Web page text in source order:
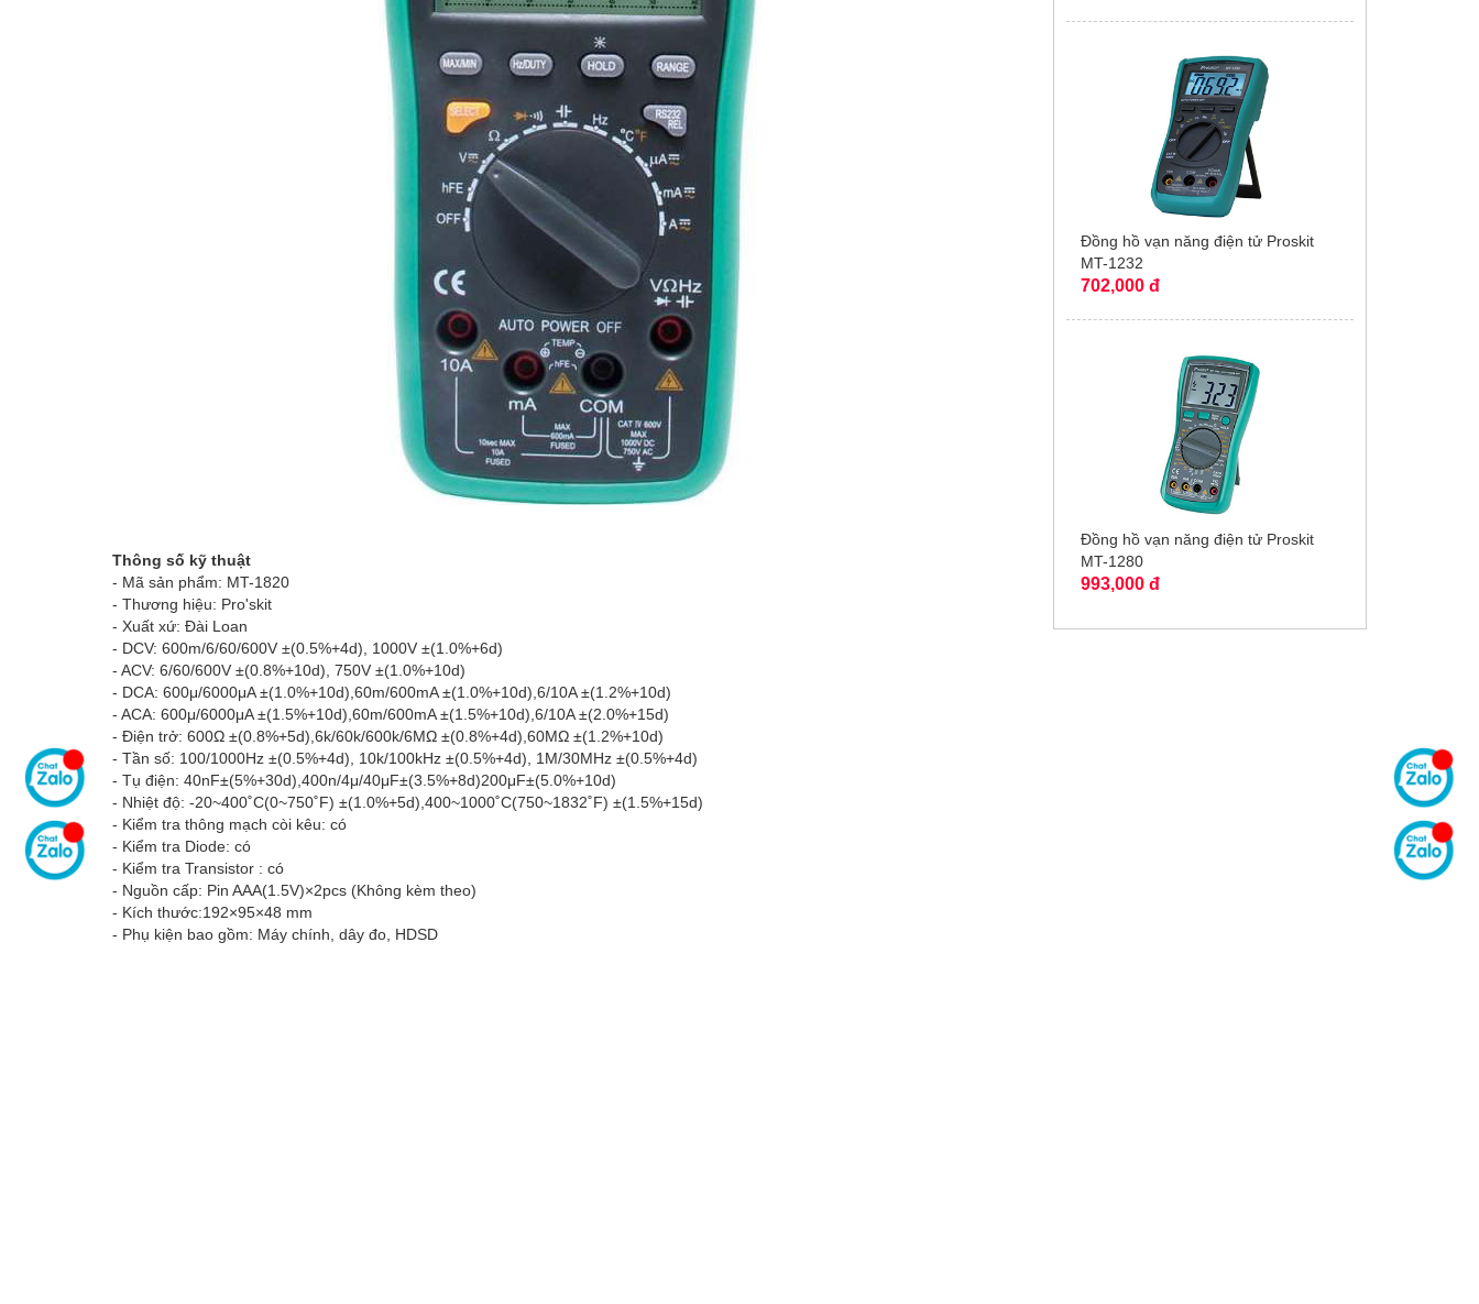
Thông số kỹ thuật
- Mã sản phẩm: MT-1820
- Thương hiệu: Pro'skit
- Xuất xứ: Đài Loan
- DCV: 600m/6/60/600V ±(0.5%+4d), 1000V ±(1.0%+6d)
- ACV: 6/60/600V ±(0.8%+10d), 750V ±(1.0%+10d)
- DCA: 600μ/6000μA ±(1.0%+10d),60m/600mA ±(1.0%+10d),6/10A ±(1.2%+10d)
- ACA: 600μ/6000μA ±(1.5%+10d),60m/600mA ±(1.5%+10d),6/10A ±(2.0%+15d)
- Điện trở: 600Ω ±(0.8%+5d),6k/60k/600k/6MΩ ±(0.8%+4d),60MΩ ±(1.2%+10d)
- Tần số: 100/1000Hz ±(0.5%+4d), 10k/100kHz ±(0.5%+4d), 1M/30MHz ±(0.5%+4d)
- Tụ điện: 40nF±(5%+30d),400n/4μ/40μF±(3.5%+8d)200μF±(5.0%+10d)
- Nhiệt độ: -20~400˚C(0~750˚F) ±(1.0%+5d),400~1000˚C(750~1832˚F) ±(1.5%+15d)
- Kiểm tra thông mạch còi kêu: có
- Kiểm tra Diode: có
- Kiểm tra Transistor : có
- Nguồn cấp: Pin AAA(1.5V)×2pcs (Không kèm theo)
- Kích thước:192×95×48 mm
- Phụ kiện bao gồm: Máy chính, dây đo, HDSD
Đồng hồ vạn năng điện tử Proskit
MT-1232
702,000 đ
Đồng hồ vạn năng điện tử Proskit
MT-1280
993,000 đ